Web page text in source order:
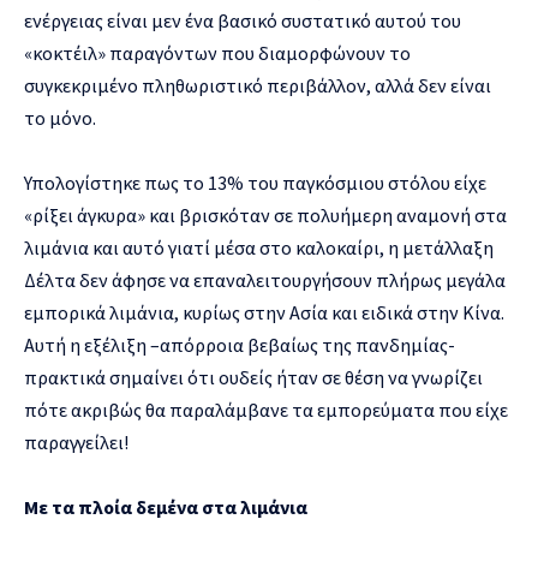
ενέργειας είναι μεν ένα βασικό συστατικό αυτού του
«κοκτέιλ» παραγόντων που διαμορφώνουν το
συγκεκριμένο πληθωριστικό περιβάλλον, αλλά δεν είναι
το μόνο.
Υπολογίστηκε πως το 13% του παγκόσμιου στόλου είχε
«ρίξει άγκυρα» και βρισκόταν σε πολυήμερη αναμονή στα
λιμάνια και αυτό γιατί μέσα στο καλοκαίρι, η μετάλλαξη
Δέλτα δεν άφησε να επαναλειτουργήσουν πλήρως μεγάλα
εμπορικά λιμάνια, κυρίως στην Ασία και ειδικά στην Κίνα.
Αυτή η εξέλιξη –απόρροια βεβαίως της πανδημίας-
πρακτικά σημαίνει ότι ουδείς ήταν σε θέση να γνωρίζει
πότε ακριβώς θα παραλάμβανε τα εμπορεύματα που είχε
παραγγείλει!
Με τα πλοία δεμένα στα λιμάνια